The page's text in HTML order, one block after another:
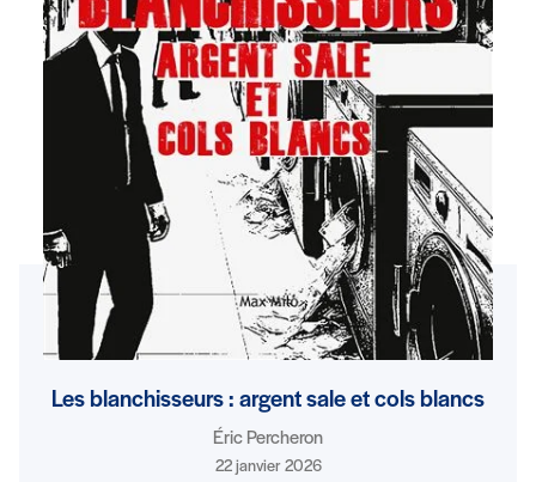
Les blanchisseurs : argent sale et cols blancs
Éric Percheron
22 janvier 2026